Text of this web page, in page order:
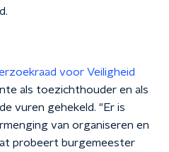
voor Veiligheid
als toezichthouder en als
vuren gehekeld. "Er is
van organiseren en
probeert burgemeester